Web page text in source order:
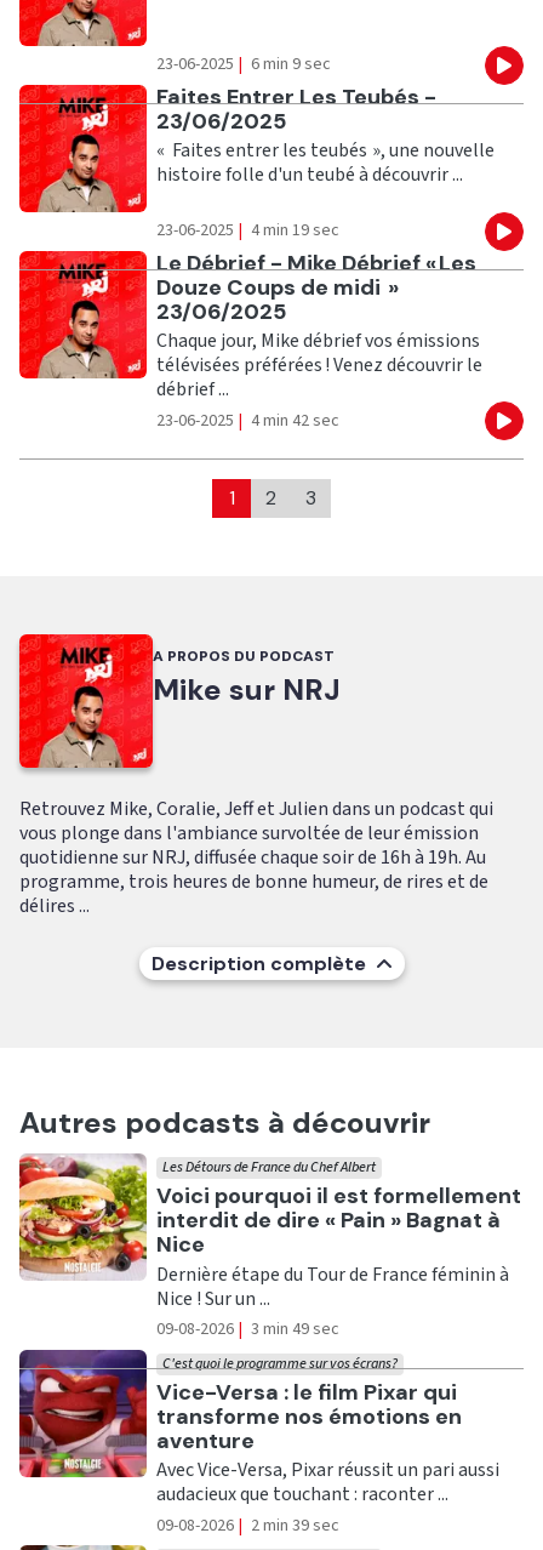
23-06-2025 | 6 min 9 sec
Ecouter
Faites Entrer Les Teubés -
23/06/2025
« Faites entrer les teubés », une nouvelle
histoire folle d'un teubé à découvrir ...
23-06-2025 | 4 min 19 sec
Ecouter
Le Débrief - Mike Débrief « Les
Douze Coups de midi »
23/06/2025
Chaque jour, Mike débrief vos émissions
télévisées préférées ! Venez découvrir le
débrief ...
23-06-2025 | 4 min 42 sec
1 2 3
A PROPOS DU PODCAST
Mike sur NRJ
Retrouvez Mike, Coralie, Jeff et Julien dans un podcast qui
vous plonge dans l'ambiance survoltée de leur émission
quotidienne sur NRJ, diffusée chaque soir de 16h à 19h. Au
programme, trois heures de bonne humeur, de rires et de
délires ...
Description complète
Autres podcasts à découvrir
Ecouter
Voici pourquoi il est formellement
interdit de dire « Pain » Bagnat à
Nice
Les Détours de France du Chef Albert
Dernière étape du Tour de France féminin à
Nice ! Sur un ...
09-08-2026 | 3 min 49 sec
Ecouter
Vice-Versa : le film Pixar qui
transforme nos émotions en
aventure
C'est quoi le programme sur vos écrans?
Avec Vice-Versa, Pixar réussit un pari aussi
audacieux que touchant : raconter ...
09-08-2026 | 2 min 39 sec